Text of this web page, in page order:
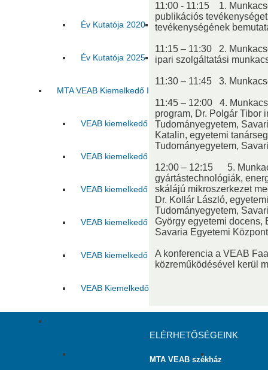
Év Kutatója 2020 Év Kutatója 2021 Év
Év Kutatója 2025 Az MTA VEAB Év Kutatója
MTA VEAB Kiemelkedő Ifjú Kutatója Díj
VEAB kiemelkedő ifjú kutatója 2015 VEAB
VEAB kiemelkedő ifjú kutatója 2017
VEAB kiemelkedő ifjú kutatója 2019 VEAB
VEAB kiemelkedő ifjú kutatója 2021 VEAB
VEAB kiemelkedő ifjú kutatója 2023 VEAB
VEAB Kiemelkedő Ifjú Kutatója 2025
11:00 - 11:15 1.
publikációs
tevékenységének
11:15 – 11:30 2.
ipari szolgáltatási
11:30 – 11:45 3.
11:45 – 12:00 4.
program, Dr. Polgár Tibor
Tudományegyetem,
Katalin, egyetemi
Tudományegyetem,
12:00 – 12:15 5.
gyártástechnológiák,
skálájú mikroszerkezet
Dr. Kollár László,
Tudományegyetem,
György egyetemi docens,
Savaria Egyetemi
A konferencia a VEAB
közreműködésével kerül
ELÉRHETŐSÉGEINK
MTA VEAB székház